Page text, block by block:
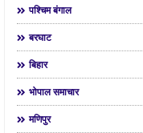
पश्चिम बंगाल
बरघाट
बिहार
भोपाल समाचार
मणिपुर